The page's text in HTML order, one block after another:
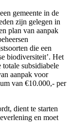
gemeente in de
zijn gelegen in
plan van aanpak
die een
biodiversiteit’. Het
subsidiabele
aanpak voor
van €10.000,- per
dient te starten
en moet